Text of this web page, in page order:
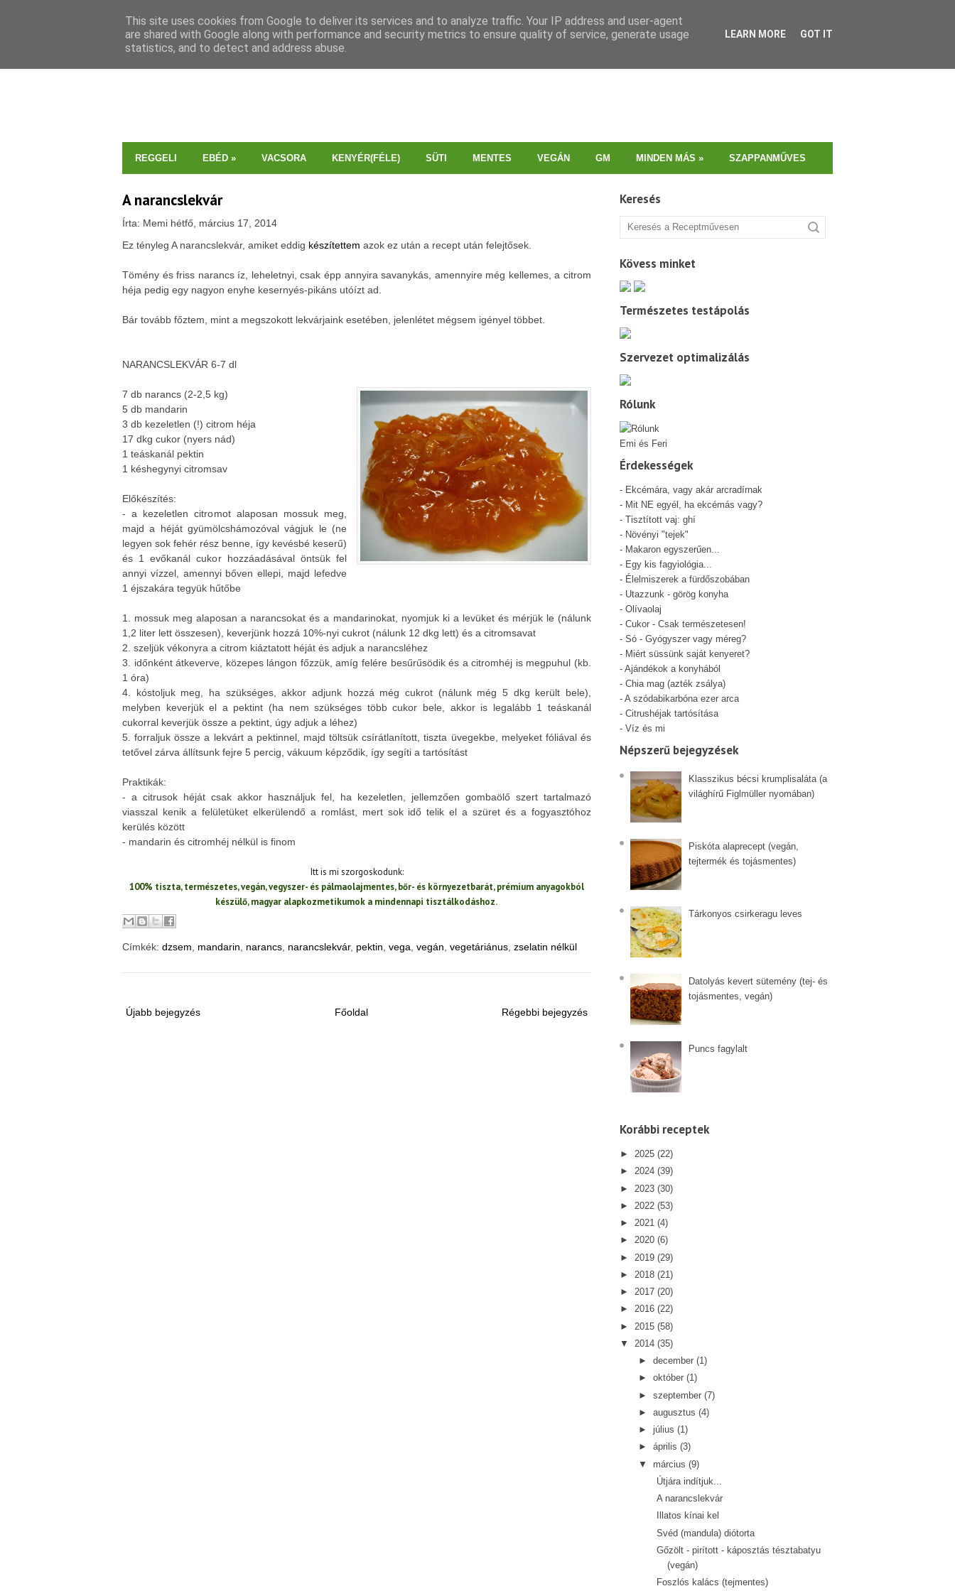
REGGELI EBÉD » VACSORA KENYÉR(FÉLE) SÜTI MENTES VEGÁN GM MINDEN MÁS » SZAPPANMŰVES
A narancslekvár
Írta: Memi hétfő, március 17, 2014
Ez tényleg A narancslekvár, amiket eddig készítettem azok ez után a recept után felejtősek.
Tömény és friss narancs íz, leheletnyi, csak épp annyira savanykás, amennyire még kellemes, a citrom
héja pedig egy nagyon enyhe kesernyés-pikáns utóízt ad.
Bár tovább főztem, mint a megszokott lekvárjaink esetében, jelenlétet mégsem igényel többet.
NARANCSLEKVÁR 6-7 dl
7 db narancs (2-2,5 kg)
5 db mandarin
3 db kezeletlen (!) citrom héja
17 dkg cukor (nyers nád)
1 teáskanál pektin
1 késhegynyi citromsav
Előkészítés:
- a kezeletlen citromot alaposan mossuk meg,
majd a héját gyümölcshámozóval vágjuk le (ne
legyen sok fehér rész benne, így kevésbé keserű)
és 1 evőkanál cukor hozzáadásával öntsük fel
annyi vízzel, amennyi bőven ellepi, majd lefedve
1 éjszakára tegyük hűtőbe
1. mossuk meg alaposan a narancsokat és a mandarinokat, nyomjuk ki a levüket és mérjük le (nálunk
1,2 liter lett összesen), keverjünk hozzá 10%-nyi cukrot (nálunk 12 dkg lett) és a citromsavat
2. szeljük vékonyra a citrom kiáztatott héját és adjuk a narancsléhez
3. időnként átkeverve, közepes lángon főzzük, amíg felére besűrűsödik és a citromhéj is megpuhul (kb.
1 óra)
4. kóstoljuk meg, ha szükséges, akkor adjunk hozzá még cukrot (nálunk még 5 dkg került bele),
melyben keverjük el a pektint (ha nem szükséges több cukor bele, akkor is legalább 1 teáskanál
cukorral keverjük össze a pektint, úgy adjuk a léhez)
5. forraljuk össze a lekvárt a pektinnel, majd töltsük csírátlanított, tiszta üvegekbe, melyeket fóliával és
tetővel zárva állítsunk fejre 5 percig, vákuum képződik, így segíti a tartósítást
Praktikák:
- a citrusok héját csak akkor használjuk fel, ha kezeletlen, jellemzően gombaölő szert tartalmazó
viasszal kenik a felületüket elkerülendő a romlást, mert sok idő telik el a szüret és a fogyasztóhoz
kerülés között
- mandarin és citromhéj nélkül is finom
Itt is mi szorgoskodunk:
100% tiszta, természetes, vegán, vegyszer- és pálmaolajmentes, bőr- és környezetbarát, prémium anyagokból
készülő, magyar alapkozmetikumok a mindennapi tisztálkodáshoz.
Címkék: dzsem mandarin narancs narancslekvár, pektin vega vegán vegetáriánus zselatin nélkül
Újabb bejegyzés Régebbi bejegyzés
Főoldal
Keresés
Kövess minket
Természetes testápolás
Szervezet optimalizálás
Rólunk
Emi és Feri
Érdekességek
- Ekcémára, vagy akár arcradírnak
- Mit NE egyél, ha ekcémás vagy?
- Tisztított vaj: ghí
- Növényi "tejek"
- Makaron egyszerűen...
- Egy kis fagyiológia...
- Élelmiszerek a fürdőszobában
- Utazzunk - görög konyha
- Olívaolaj
- Cukor - Csak természetesen!
- Só - Gyógyszer vagy méreg?
- Miért süssünk saját kenyeret?
- Ajándékok a konyhából
- Chia mag (azték zsálya)
- A szódabikarbóna ezer arca
- Citrushéjak tartósítása
- Víz és mi
Népszerű bejegyzések
Klasszikus bécsi krumplisaláta (a
világhírű Figlmüller nyomában)
Piskóta alaprecept (vegán,
tejtermék és tojásmentes)
Tárkonyos csirkeragu leves
Datolyás kevert sütemény (tej- és
tojásmentes, vegán)
Puncs fagylalt
Korábbi receptek
► 2025 (22)
► 2024 (39)
► 2023 (30)
► 2022 (53)
► 2021 (4)
► 2020 (6)
► 2019 (29)
► 2018 (21)
► 2017 (20)
► 2016 (22)
► 2015 (58)
▼
2014 (35)
► december (1)
► október (1)
► szeptember (7)
► augusztus (4)
► július (1)
► április (3)
▼
március (9)
Útjára indítjuk...
A narancslekvár
Illatos kínai kel
Svéd (mandula) diótorta
Gőzölt - pirított - káposztás tésztabatyu
(vegán)
Foszlós kalács (tejmentes)
This site uses cookies from Google to deliver its services and to analyze traffic. Your IP address and user-agent
are shared with Google along with performance and security metrics to ensure quality of service, generate usage
statistics, and to detect and address abuse.
LEARN MORE GOT IT